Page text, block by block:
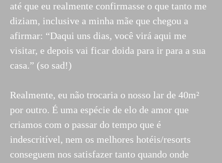
até que eu realmente confirmasse o que tanto me
diziam, inclusive a minha mãe que chegou a
afirmar: “Daqui uns dias, você virá aqui me
visitar, e depois vai ficar doida para ir para a sua
casa.” (so sad!)
Realmente, eu não trocaria o nosso lar de 40m²
por outro. É uma espécie de elo de amor que
criamos com o passar do tempo que é
indescritível, nem os melhores hotéis/resorts
conseguem nos satisfazer tanto quando onde